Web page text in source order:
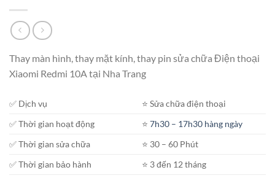
Thay màn hình, thay mặt kính, thay pin sửa chữa Điện thoại
Xiaomi Redmi 10A tại Nha Trang
✅ Dịch vụ
⭐️ Sửa chữa điện thoại
✅ Thời gian hoạt động
⭐️7h30 – 17h30 hàng ngày
✅ Thời gian sửa chữa
⭐️ 30 – 60 Phút
✅ Thời gian bảo hành
⭐️ 3 đến 12 tháng